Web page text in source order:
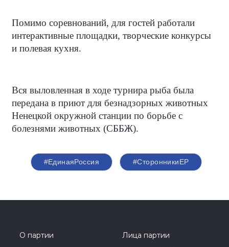
Помимо соревнований, для гостей работали
интерактивные площадки, творческие конкурсы
и полевая кухня.
Вся выловленная в ходе турнира рыба была
передана в приют для безнадзорных животных
Ненецкой окружной станции по борьбе с
болезнями животных (СББЖ).
#ЕдинаяРоссия #СторонникиЕР
О партии
Лица партии